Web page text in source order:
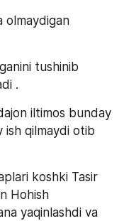
olmaydigan
tushinib
.
iltimos bunday
ish qilmaydi otib
koshki Tasir
Hohish
yaqinlashdi va